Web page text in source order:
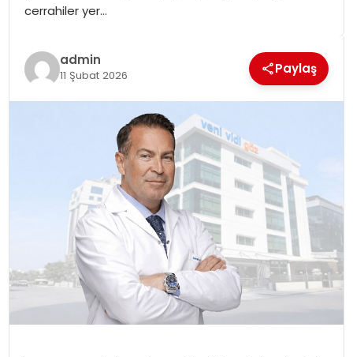
cerrahiler yer…
admin
11 Şubat 2026 Paylaş